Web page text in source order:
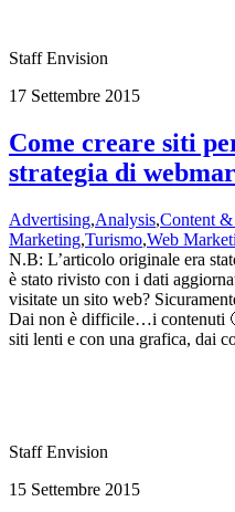
Staff Envision
17 Settembre 2015
Come creare siti
strategia di
Advertising,Analysis,Content &
Marketing,Turismo,Web
N.B: L’articolo originale era
è stato rivisto con i dati
visitate un sito web?
Dai non è difficile…i contenuti
siti lenti e con una grafica, dai
Staff Envision
15 Settembre 2015